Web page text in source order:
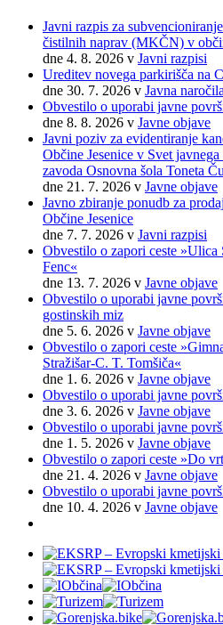
Javni razpis za
čistilnih naprav (MKČN) v
dne 4. 8. 2026 v Javni razpisi
Ureditev novega parkirišča na
dne 30. 7. 2026 v Javna naročila
Obvestilo o uporabi javne
dne 8. 8. 2026 v Javne objave
Javni poziv za evidentiranje
Občine Jesenice v Svet
zavoda Osnovna šola Toneta
dne 21. 7. 2026 v Javne objave
Javno zbiranje ponudb za
Občine Jesenice
dne 7. 7. 2026 v Javni razpisi
Obvestilo o zapori ceste »Ulica
Fenc«
dne 13. 7. 2026 v Javne objave
Obvestilo o uporabi javne
gostinskih miz
dne 5. 6. 2026 v Javne objave
Obvestilo o zapori ceste
Stražišar-C. T. Tomšiča«
dne 1. 6. 2026 v Javne objave
Obvestilo o uporabi javne
dne 3. 6. 2026 v Javne objave
Obvestilo o uporabi javne
dne 1. 5. 2026 v Javne objave
Obvestilo o zapori ceste »Do
dne 21. 4. 2026 v Javne objave
Obvestilo o uporabi javne
dne 10. 4. 2026 v Javne objave